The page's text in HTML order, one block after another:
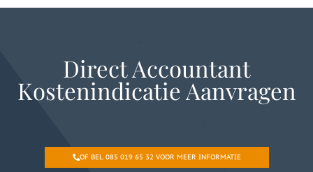
Direct Accountant
Kostenindicatie Aanvragen
OF BEL 085 019 65 32 VOOR MEER INFORMATIE